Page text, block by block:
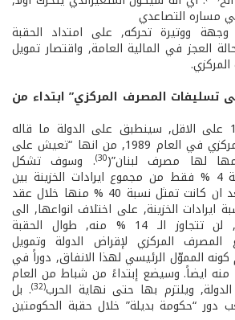
مساره التصاعدي
ووتيرة تحركه, على امتداد الحقبة
العجز في المالية العامة, واقتصار تمويل
تسليفات المصرف المركزي” ابتداء من
وابتداء من العام 1985 على الاقل, سينطبق على الدولة ما قاله
عنها حاكم المصرف المركزي في العام 1989, من انها “تعيش على
لها مصرف لبنان”(30) . وسوف تشكل
الإيرادات الجمركية نسبة 4 % فقط من مجموع ايرادات الخزينة بين
عامي 1985 و1990, بعد ان كانت تمثل نسبة 40 % منها خلال عقد
ايرادات الخزينة, على اختلاف انواعها, الى
مجموع الانفاق العام, لن تتجاوز الـ 14 % منه, طوال الحقبة
المركزي لإقراض الدولة وتمويل
المموّل الرئيسي لهذا الانفاق, دوراً في
ايضاً. وسيضع إبتداءً من شباط من العام
(32) . بل
دور “حكومة بديلة” خلال حقبة الحكومتين